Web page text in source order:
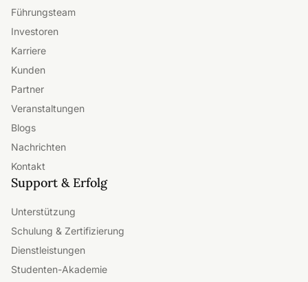
Führungsteam
Investoren
Karriere
Kunden
Partner
Veranstaltungen
Blogs
Nachrichten
Kontakt
Support & Erfolg
Unterstützung
Schulung & Zertifizierung
Dienstleistungen
Studenten-Akademie